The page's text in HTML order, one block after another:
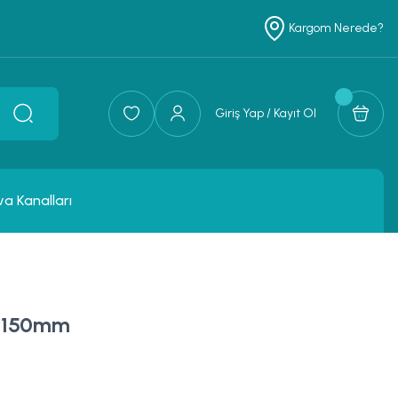
Kargom Nerede?
Giriş Yap / Kayıt Ol
Kanalları